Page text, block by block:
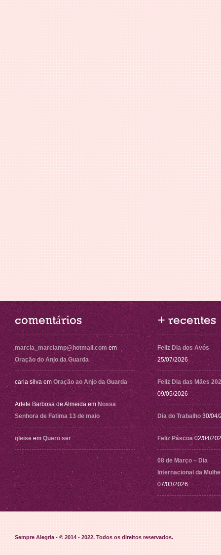
comentários
marcia_marciamp@hotmail.com em
Oração do Anjo da Guarda
carla silva em Oração ao Anjo da Guarda
Arlete Barbosa de Almeida em Nossa
Senhora de Fatima 13 de maio
gleise em Quero ser
+ recentes
Feliz Dia dos Avós
25/07/2026
Feliz Dia das Mães
09/05/2026
Dia do Trabalho 30/04/
Feliz Páscoa 02/04/
08 de Março – Dia
Internacional da
07/03/2026
Sempre Alegria - © 2014 - 2022. Todos os direitos reservados.